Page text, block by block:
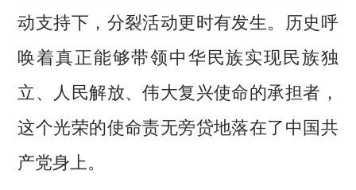
动支持下，分裂活动更时有发生。历史呼
唤着真正能够带领中华民族实现民族独
立、人民解放、伟大复兴使命的承担者，
这个光荣的使命责无旁贷地落在了中国共
产党身上。